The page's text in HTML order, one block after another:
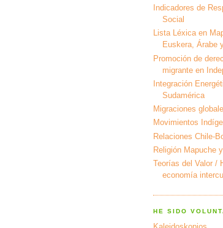
Indicadores de
Social
Lista Léxica en
Euskera, Árabe
Promoción de
migrante en
Integración
Sudamérica
Migraciones
Movimientos
Relaciones Chile-
Religión Mapuche
Teorías del Valor /
economía
HE SIDO